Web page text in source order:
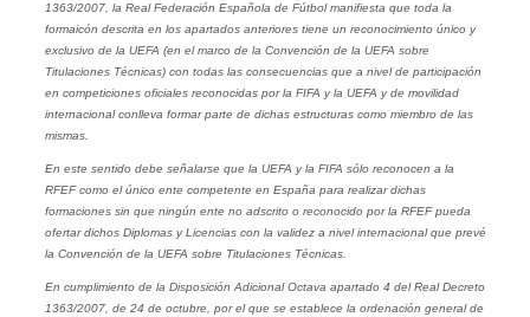
1363/2007, la Real Federación Española de Fútbol manifiesta que toda la
formaicón descrita en los apartados anteriores tiene un reconocimiento único y
exclusivo de la UEFA (en el marco de la Convención de la UEFA sobre
Titulaciones Técnicas) con todas las consecuencias que a nivel de participación
en competiciones oficiales reconocidas por la FIFA y la UEFA y de movilidad
internacional conlleva formar parte de dichas estructuras como miembro de las
mismas.
En este sentido debe señalarse que la UEFA y la FIFA sólo reconocen a la
RFEF como el único ente competente en España para realizar dichas
formaciones sin que ningún ente no adscrito o reconocido por la RFEF pueda
ofertar dichos Diplomas y Licencias con la validez a nivel internacional que prevé
la Convención de la UEFA sobre Titulaciones Técnicas.
En cumplimiento de la Disposición Adicional Octava apartado 4 del Real Decreto
1363/2007, de 24 de octubre, por el que se establece la ordenación general de